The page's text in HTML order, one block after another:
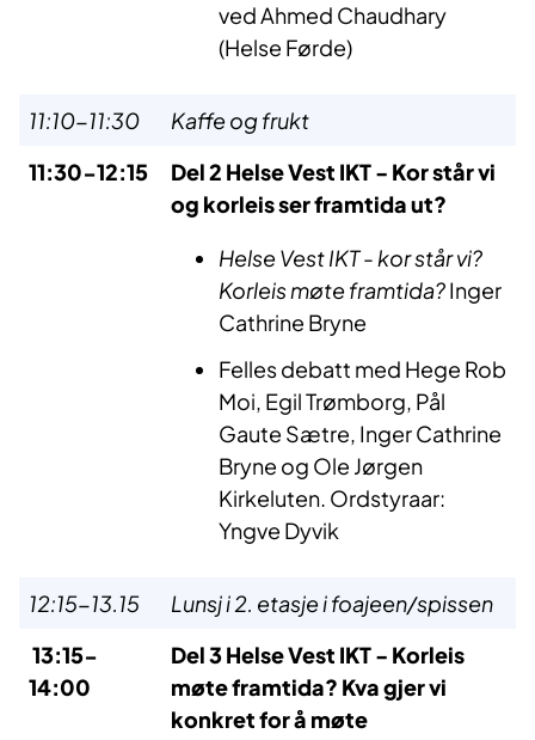
ved Ahmed Chaudhary
(Helse Førde)
11:10-11:30
Kaffe og frukt
11:30-12:15
Del 2 Helse Vest IKT - Kor står vi
og korleis ser framtida ut?
Helse Vest IKT - kor står vi?
Korleis møte framtida?Inger
Cathrine Bryne
Felles debatt med Hege Rob
Moi, Egil Trømborg, Pål
Gaute Sætre, Inger Cathrine
Bryne og Ole Jørgen
Kirkeluten. Ordstyraar:
Yngve Dyvik
12:15-13.15
Lunsj i 2. etasje i foajeen/spissen
13:15-
14:00
Del 3 Helse Vest IKT - Korleis
møte framtida? Kva gjer vi
konkret for å møte